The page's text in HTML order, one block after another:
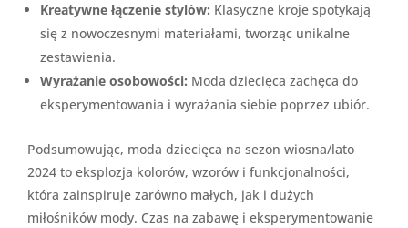
Kreatywne łączenie stylów: Klasyczne kroje spotykają
się z nowoczesnymi materiałami, tworząc unikalne
zestawienia.
Wyrażanie osobowości: Moda dziecięca zachęca do
eksperymentowania i wyrażania siebie poprzez ubiór.
Podsumowując, moda dziecięca na sezon wiosna/lato
2024 to eksplozja kolorów, wzorów i funkcjonalności,
która zainspiruje zarówno małych, jak i dużych
miłośników mody. Czas na zabawę i eksperymentowanie